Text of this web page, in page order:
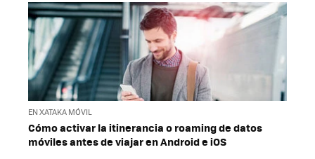
EN XATAKA MÓVIL
Cómo activar la itinerancia o roaming de datos
móviles antes de viajar en Android e iOS